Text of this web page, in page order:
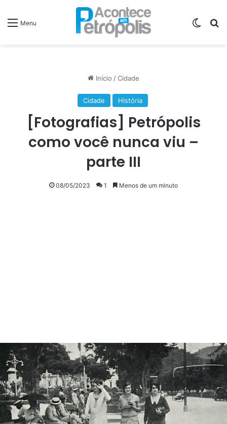
Menu
Início /Cidade
Cidade História
[Fotografias] Petrópolis
como você nunca viu –
parte III
08/05/2023 1 Menos de um minuto